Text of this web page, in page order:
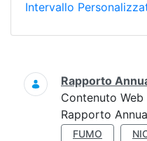
Intervallo
Ricerca
Rapporto
Contenuto Web
Rapporto
FUMO